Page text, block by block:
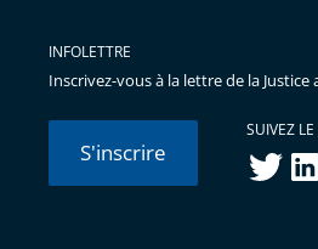
INFOLETTRE
Inscrivez-vous à la lettre de la
S'inscrire
SUIVEZ
twitter